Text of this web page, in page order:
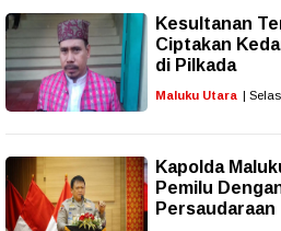
Kesultanan
Ciptakan
di Pilkada
Maluku Utara |
Kapolda
Pemilu
Persaudaraan